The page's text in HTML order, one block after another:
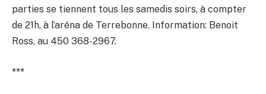
parties se tiennent tous les samedis soirs, à compter
de 21h, à l’aréna de Terrebonne. Information: Benoit
Ross, au 450 368-2967.
***